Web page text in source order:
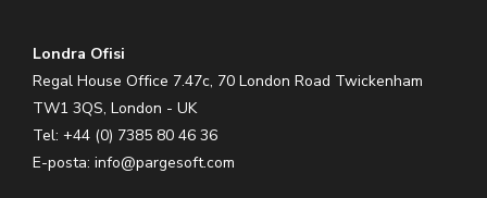
Londra Ofisi
Regal House Office 7.47c, 70 London Road Twickenham
TW1 3QS, London - UK
Tel: +44 (0) 7385 80 46 36
E-posta: info@pargesoft.com